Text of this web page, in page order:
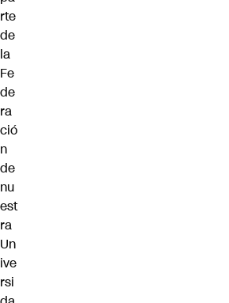
rte
de
la
Fe
de
ra
ció
n
de
nu
est
ra
Un
ive
rsi